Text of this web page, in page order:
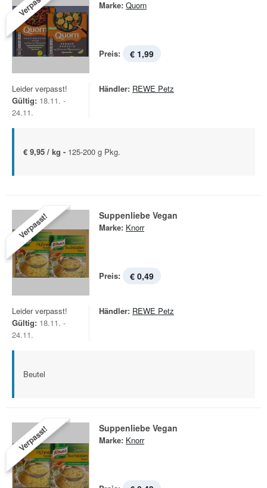
Marke: Quorn
Preis: € 1,99
Leider verpasst!
Gültig: 18.11. -
24.11.
Händler: REWE Petz
€ 9,95 / kg - 125-200 g Pkg.
Verpasst! Suppenliebe Vegan
Marke: Knorr
Preis: € 0,49
Leider verpasst!
Gültig: 18.11. -
24.11.
Händler: REWE Petz
Beutel
Verpasst! Suppenliebe Vegan
Marke: Knorr